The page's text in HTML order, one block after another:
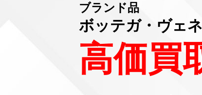
ブランド品
ボッテガ・ヴェ
高価買